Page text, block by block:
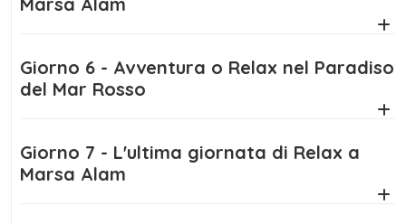
scoperta. Potrai partecipare a una crociera
semplicemente goderti il tramonto con un
drink in mano. Ilviaggio Egitto Piramidi e
ultimo giorno dedicato alla bellezza di questo
angolo di paradiso, prima del rientro con il
Giorno 6 - Avventura o Relax nel Paradiso
del Mar Rosso
Giorno 7 - L'ultima giornata di Relax a
Marsa Alam